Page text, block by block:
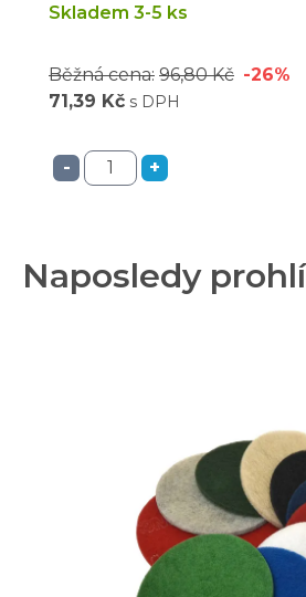
Skladem 3-5 ks
Běžná cena: 96,80 Kč -26%
71,39 Kč s DPH
- +
Naposledy